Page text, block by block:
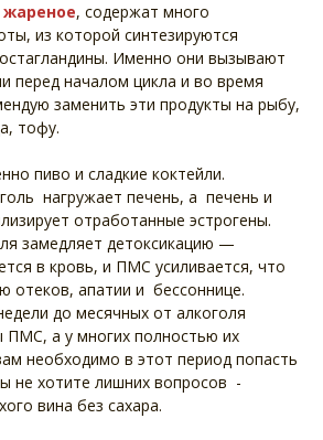
жареное, содержат много
из которой синтезируются
Именно они вызывают
перед началом цикла и во время
заменить эти продукты на рыбу,
тофу.
пиво и сладкие коктейли.
нагружает печень, а печень и
отработанные эстрогены.
замедляет детоксикацию —
в кровь, и ПМС усиливается, что
отеков, апатии и бессоннице.
до месячных от алкоголя
ПМС, а у многих полностью их
необходимо в этот период попасть
не хотите лишних вопросов -
вина без сахара.